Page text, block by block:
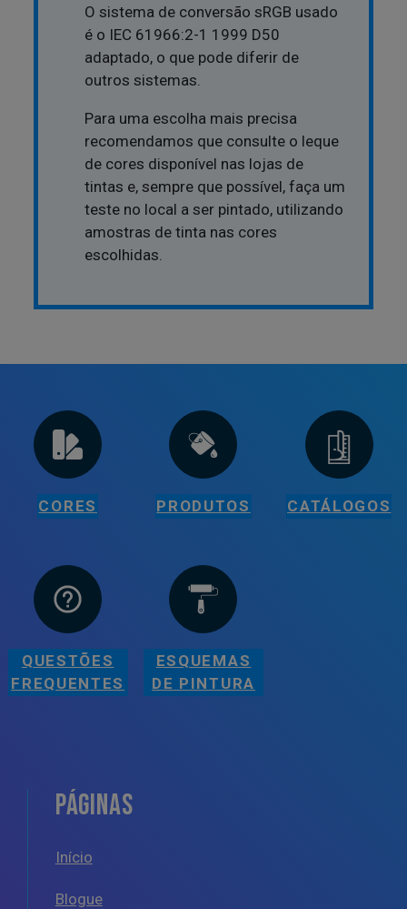
O sistema de conversão sRGB usado
é o IEC 61966:2-1 1999 D50
adaptado, o que pode diferir de
outros sistemas.
Para uma escolha mais precisa
recomendamos que consulte o leque
de cores disponível nas lojas de
tintas e, sempre que possível, faça um
teste no local a ser pintado, utilizando
amostras de tinta nas cores
escolhidas.
CORES PRODUTOS CATÁLOGOS
QUESTÕES
FREQUENTES
ESQUEMAS
DE PINTURA
PÁGINAS
Início
Blogue